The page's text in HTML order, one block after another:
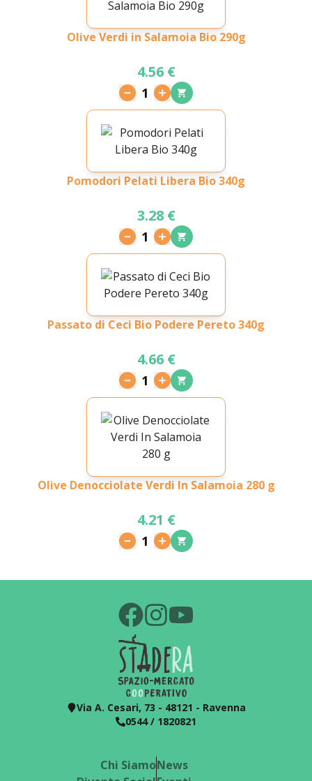
Olive Verdi in Salamoia Bio 290g
4.56 €
1
Pomodori Pelati Libera Bio 340g
3.28 €
1
Passato di Ceci Bio Podere Pereto 340g
4.66 €
1
Olive Denocciolate Verdi In Salamoia 280 g
4.21 €
1
Via A. Cesari, 73 - 48121 - Ravenna
0544 / 1820821
Chi SiamoNews